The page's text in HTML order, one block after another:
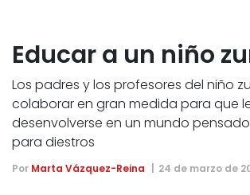
Educar a un niño
Los padres y los profesores del niño
colaborar en gran medida para que
desenvolverse en un mundo
para diestros
Por Marta Vázquez-Reina 24 de marzo de